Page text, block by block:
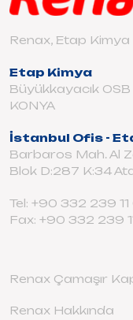
Renax, Etap Kimya
Etap Kimya
Büyükkayacık
KONYA
İstanbul Ofis -
Barbaros Mah. Al
Blok D:287 K:34
Tel: +90 332 239
Fax: +90 332 239
Renax Çamaşır
Renax Hakkında